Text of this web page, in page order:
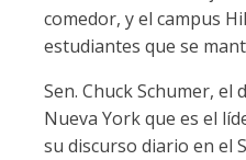
comedor, y el campus
estudiantes que se
Sen. Chuck Schumer, el
Nueva York que es el
su discurso diario en el